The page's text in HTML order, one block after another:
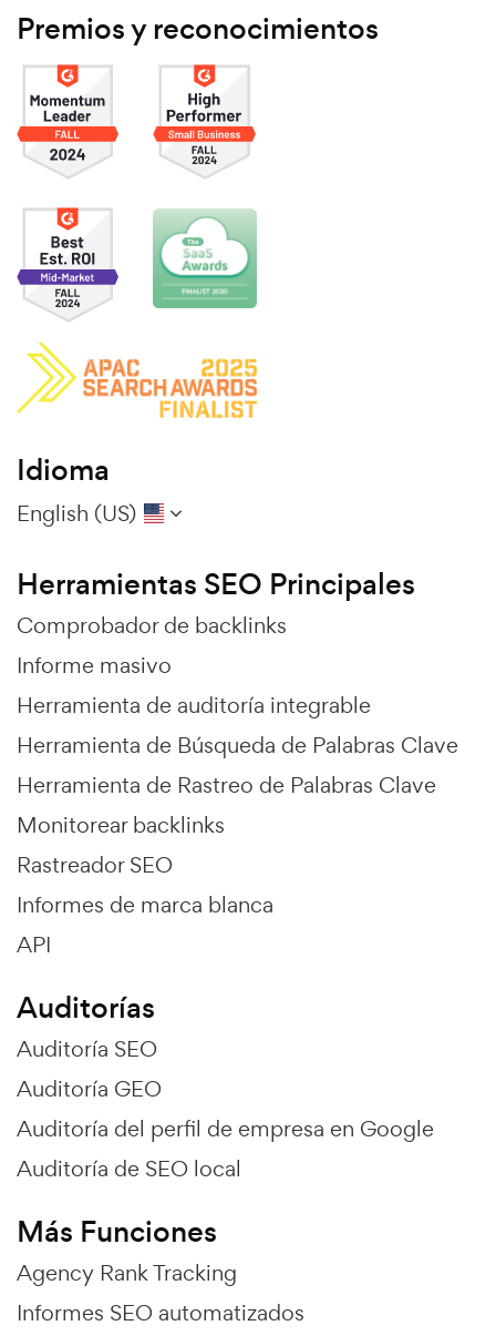
Premios y reconocimientos
Idioma
English (US)
Herramientas SEO Principales
Comprobador de backlinks
Informe masivo
Herramienta de auditoría integrable
Herramienta de Búsqueda de Palabras Clave
Herramienta de Rastreo de Palabras Clave
Monitorear backlinks
Rastreador SEO
Informes de marca blanca
API
Auditorías
Auditoría SEO
Auditoría GEO
Auditoría del perfil de empresa en Google
Auditoría de SEO local
Más Funciones
Agency Rank Tracking
Informes SEO automatizados